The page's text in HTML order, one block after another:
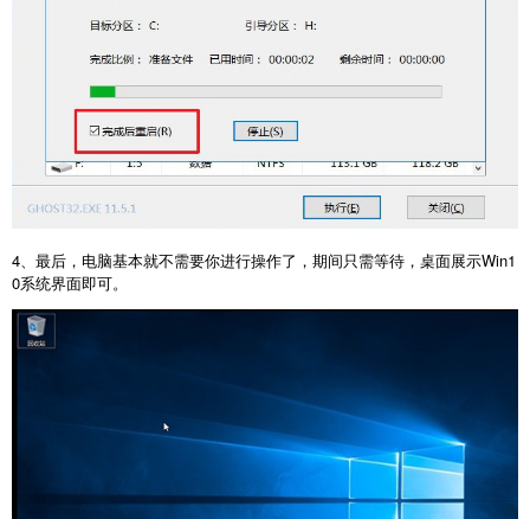
4、最后，电脑基本就不需要你进行操作了，期间只需等待，桌面展示Win1
0系统界面即可。